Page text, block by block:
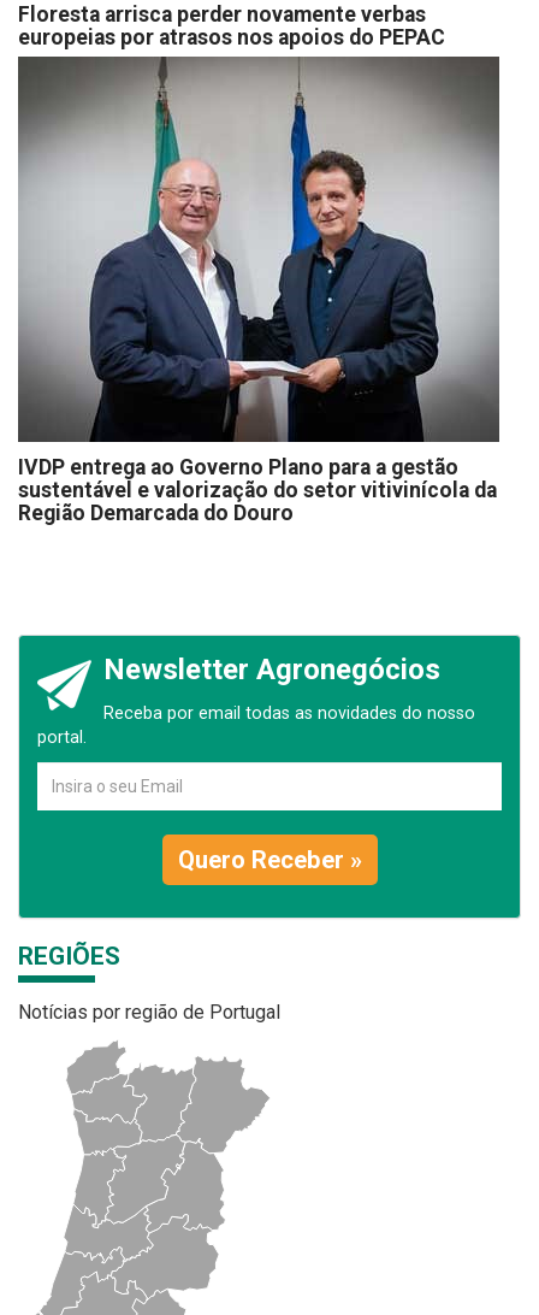
Floresta arrisca perder novamente verbas
europeias por atrasos nos apoios do PEPAC
IVDP entrega ao Governo Plano para a gestão
sustentável e valorização do setor vitivinícola da
Região Demarcada do Douro
Newsletter Agronegócios
Receba por email todas as novidades do nosso
portal.
Quero Receber »
REGIÕES
Notícias por região de Portugal